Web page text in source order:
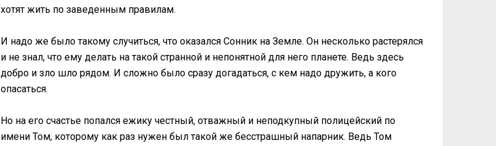
хотят жить по заведенным правилам.
И надо же было такому случиться, что оказался Сонник на Земле. Он несколько растерялся
и не знал, что ему делать на такой странной и непонятной для него планете. Ведь здесь
добро и зло шло рядом. И сложно было сразу догадаться, с кем надо дружить, а кого
опасаться.
Но на его счастье попался ежику честный, отважный и неподкупный полицейский по
имени Том, которому как раз нужен был такой же бесстрашный напарник. Ведь Том